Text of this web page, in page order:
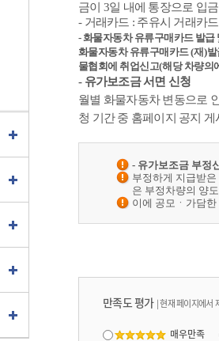
금이 3일 내에 통장으로 입금
- 거래카드 : 주유시 거래카
- 화물자동차 유류구매카드 발급
화물자동차 유류구매카드(재)발
물협회에 취업신고(해당 차량의
- 유가보조금 서면 신청
월별 화물자동차 변동으로
청 기간 중 홈페이지 공지
- 유가보조금 부정
부정하게 지급받
은 부정차량의 양
이에 공모ㆍ가담
만족도 평가 |현재 페이지에서
매우만족